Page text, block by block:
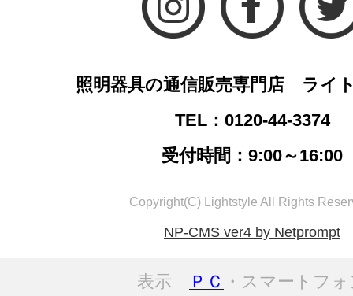
照明器具の通信販売専門店 ライ
TEL：0120-44-3374
受付時間：9:00～16:00
Copyright(C) Lightstyle All Rights
NP-CMS ver4 by Netprompt
表示 ＰＣ ・スマートフ